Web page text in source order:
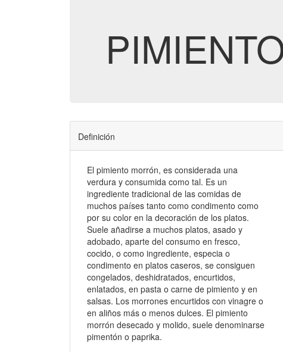
Definición
El pimiento morrón, es considerada una
verdura y consumida como tal. Es un
ingrediente tradicional de las comidas de
muchos países tanto como condimento como
por su color en la decoración de los platos.
Suele añadirse a muchos platos, asado y
adobado, aparte del consumo en fresco,
cocido, o como ingrediente, especia o
condimento en platos caseros, se consiguen
congelados, deshidratados, encurtidos,
enlatados, en pasta o carne de pimiento y en
salsas. Los morrones encurtidos con vinagre o
en aliños más o menos dulces. El pimiento
morrón desecado y molido, suele denominarse
pimentón o paprika.